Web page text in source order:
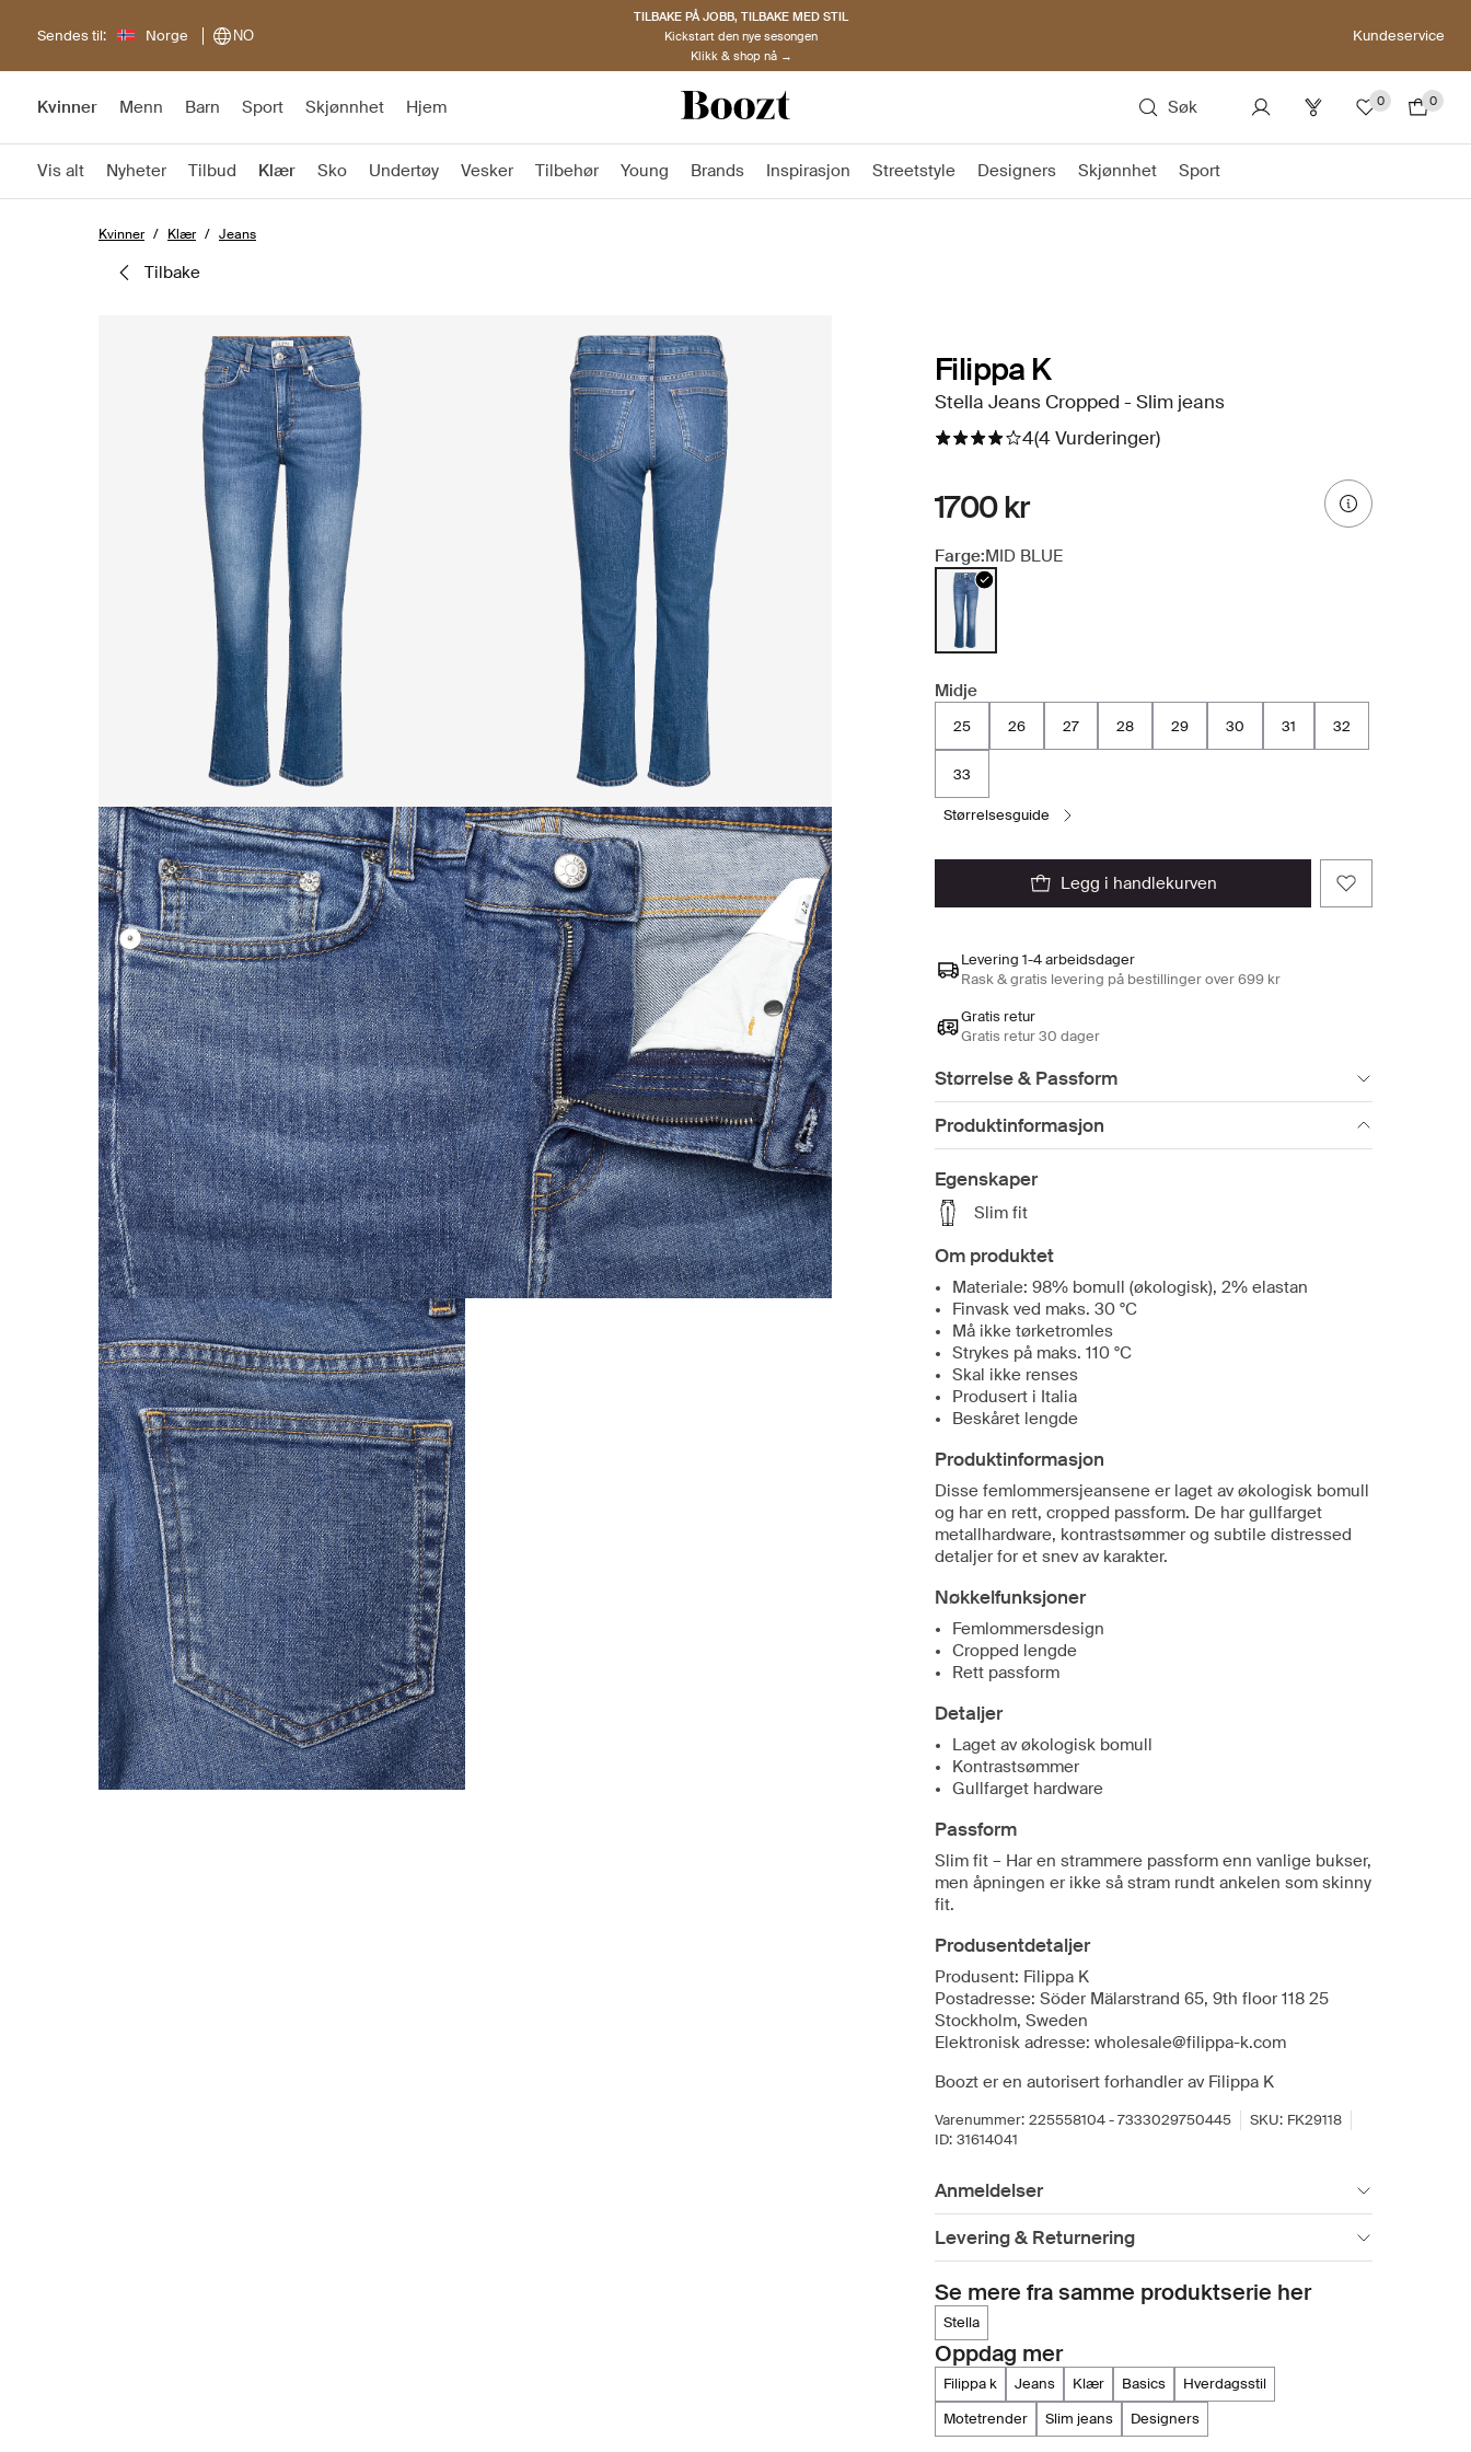
Sendes til: Norge NO
TILBAKE PÅ JOBB, TILBAKE MED STIL
Kickstart den nye sesongen
Klikk & shop nå →
Kundeservice
Kvinner Menn Barn Sport Skjønnhet Hjem Søk 0 0
Vis alt Nyheter Tilbud Klær Sko Undertøy Vesker Tilbehør Young Brands Inspirasjon Streetstyle Designers Skjønnhet Sport
Kvinner Klær Jeans
tilbake
Filippa K
Stella Jeans Cropped - Slim jeans
4(4 Vurderinger)
1700 kr
Farge:MID BLUE
Midje
25 26 27 28 29 30 31 32
33
størrelsesguide
legg i handlekurven
Levering 1-4 arbeidsdager
Rask & gratis levering på bestillinger over 699 kr
Gratis retur
Gratis retur 30 dager
Størrelse & Passform
Produktinformasjon
Egenskaper
Slim fit
Om produktet
Materiale: 98% bomull (økologisk), 2% elastan
Finvask ved maks. 30 °C
Må ikke tørketromles
Strykes på maks. 110 °C
Skal ikke renses
Produsert i Italia
Beskåret lengde
Produktinformasjon
Disse femlommersjeansene er laget av økologisk bomull
og har en rett, cropped passform. De har gullfarget
metallhardware, kontrastsømmer og subtile distressed
detaljer for et snev av karakter.
Nøkkelfunksjoner
Femlommersdesign
Cropped lengde
Rett passform
Detaljer
Laget av økologisk bomull
Kontrastsømmer
Gullfarget hardware
Passform
Slim fit – Har en strammere passform enn vanlige bukser,
men åpningen er ikke så stram rundt ankelen som skinny
fit.
Produsentdetaljer
Produsent: Filippa K
Postadresse: Söder Mälarstrand 65, 9th floor 118 25
Stockholm, Sweden
Elektronisk adresse: wholesale@filippa-k.com
Boozt er en autorisert forhandler av Filippa K
Varenummer: 225558104 - 7333029750445 SKU: FK29118
ID: 31614041
Anmeldelser
Levering & Returnering
Se mere fra samme produktserie her
stella
Oppdag mer
filippa k jeans klær basics
hverdagsstil
motetrender
slim jeans designers